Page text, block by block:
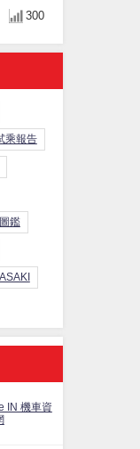
TTX
整流罩
300
乘報告
鑑
IN 機車資